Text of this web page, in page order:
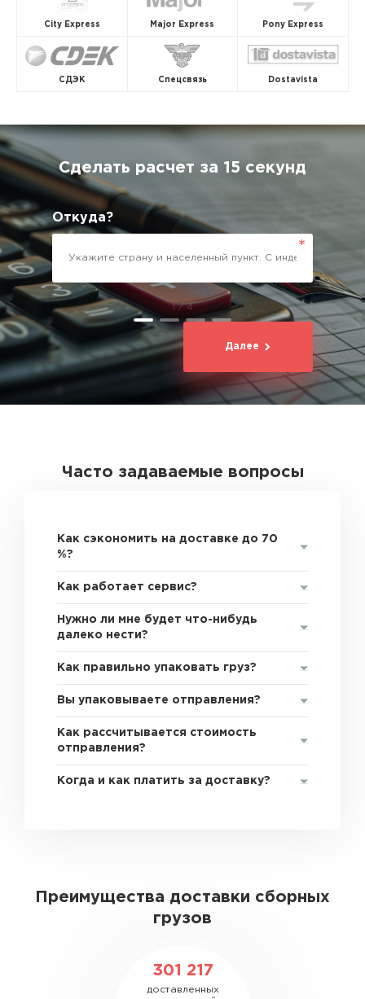
City Express Major Express Pony Express
СДЭК Спецсвязь Dostavista
Сделать расчет за 15 секунд
Откуда?
1 / 4
Далее
Часто задаваемые вопросы
Как сэкономить на доставке до 70
%?
Как работает сервис?
Нужно ли мне будет что-нибудь
далеко нести?
Как правильно упаковать груз?
Вы упаковываете отправления?
Как рассчитывается стоимость
отправления?
Когда и как платить за доставку?
Преимущества доставки сборных
грузов
301 217
доставленных